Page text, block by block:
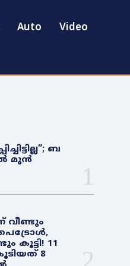
Auto Video
ബ
മുൻ
വീണ്ടും
കൂട്ടി! 11
8